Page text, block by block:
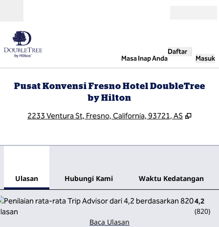
Masa Inap Anda
Daftar
Masuk
Pusat Konvensi Fresno Hotel DoubleTree
by Hilton
2233 Ventura St, Fresno, California, 93721, AS ,
Ulasan Hubungi Kami Waktu Kedatangan
4,2
(820)
Baca Ulasan